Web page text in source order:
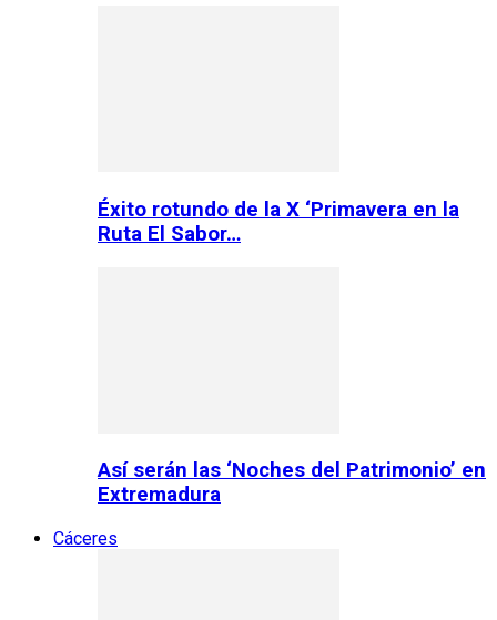
Éxito rotundo de la X ‘Primavera en la
Ruta El Sabor…
Así serán las ‘Noches del Patrimonio’ en
Extremadura
Cáceres